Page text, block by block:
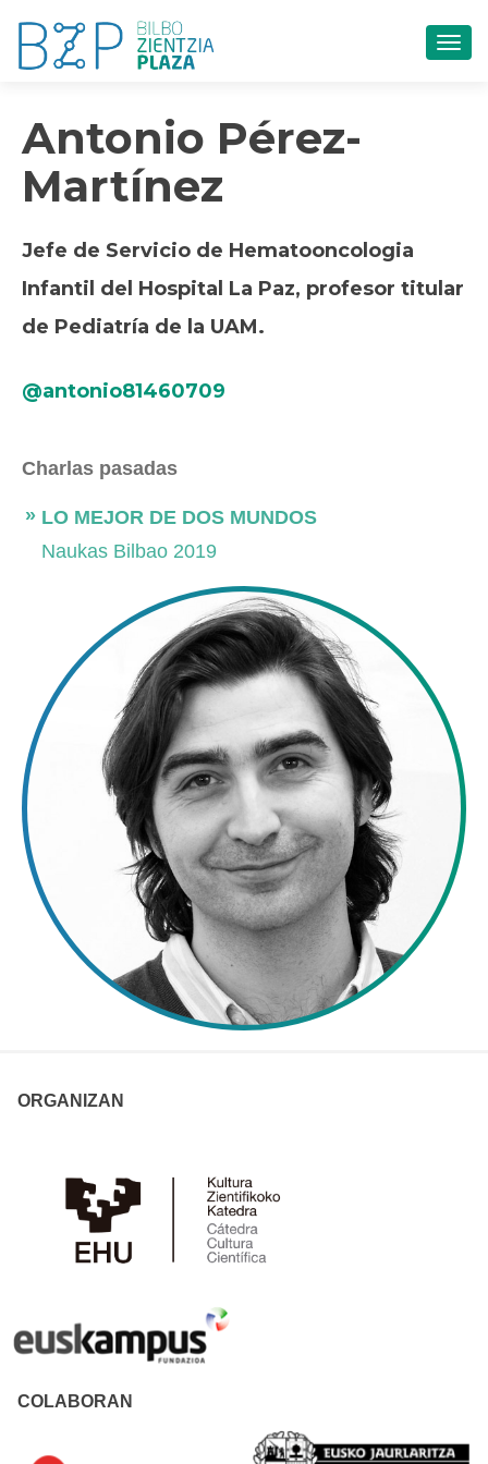
Antonio Pérez-
Martínez
Jefe de Servicio de Hematooncologia
Infantil del Hospital La Paz, profesor titular
de Pediatría de la UAM.
@antonio81460709
Charlas pasadas
LO MEJOR DE DOS MUNDOS
Naukas Bilbao 2019
ORGANIZAN
COLABORAN